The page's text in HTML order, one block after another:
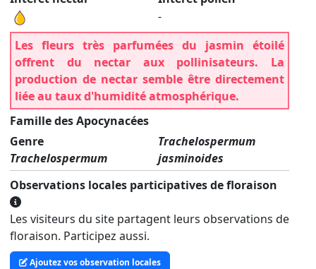
-
Les fleurs très parfumées du jasmin étoilé
offrent du nectar aux pollinisateurs. La
production de nectar semble être directement
liée au taux d'humidité atmosphérique.
Famille des Apocynacées
Genre
Trachelospermum
Trachelospermum
jasminoides
Observations locales participatives de floraison
Les visiteurs du site partagent leurs observations de
floraison. Participez aussi.
Ajoutez vos observation locales